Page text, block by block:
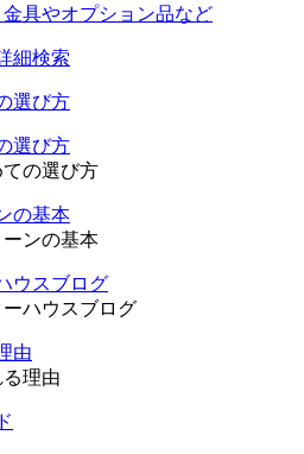
金具やオプション品など
選び方
ての選び方
ーンの基本
ーハウスブログ
理由